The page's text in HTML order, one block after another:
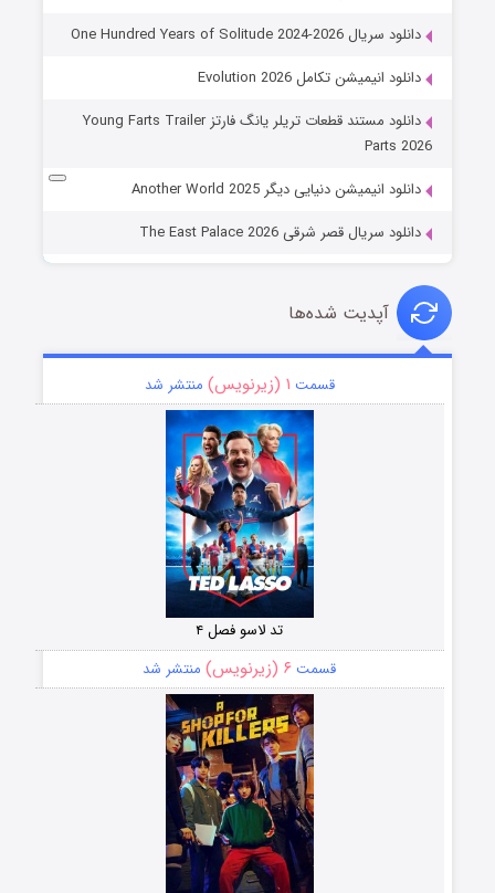
دانلود سریال One Hundred Years of Solitude 2024-2026
دانلود انیمیشن تکامل Evolution 2026
دانلود مستند قطعات تریلر یانگ فارتز Young Farts Trailer
Parts 2026
دانلود انیمیشن دنیایی دیگر Another World 2025
دانلود سریال قصر شرقی The East Palace 2026
آپدیت شده‌ها
قسمت ۱ (زیرنویس) منتشر شد
تد لاسو فصل ۴
قسمت ۶ (زیرنویس) منتشر شد